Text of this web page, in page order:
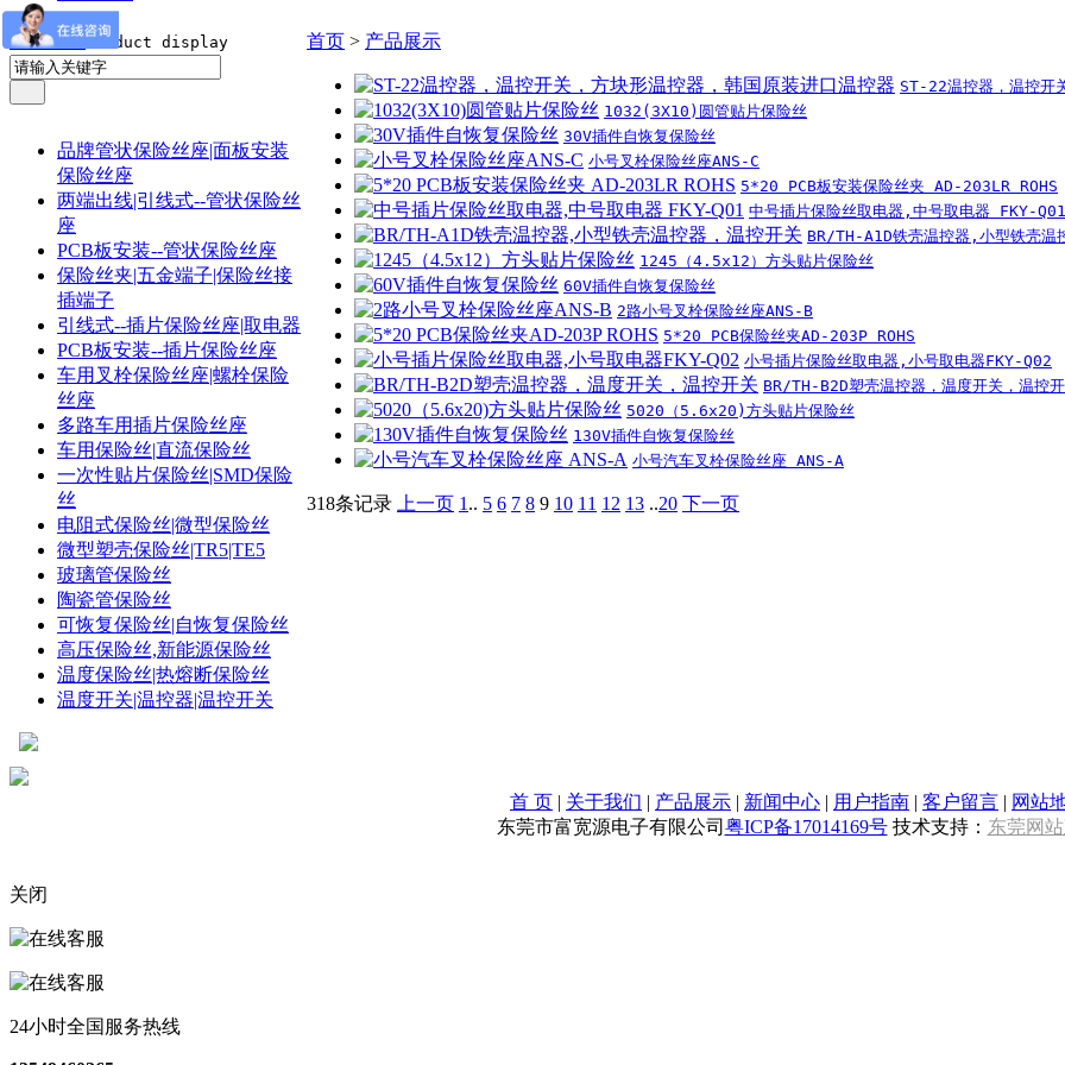
产品展示Product display
品牌管状保险丝座|面板安装
保险丝座
两端出线|引线式--管状保险丝
座
PCB板安装--管状保险丝座
保险丝夹|五金端子|保险丝接
插端子
引线式--插片保险丝座|取电器
PCB板安装--插片保险丝座
车用叉栓保险丝座|螺栓保险
丝座
多路车用插片保险丝座
车用保险丝|直流保险丝
一次性贴片保险丝|SMD保险
丝
电阻式保险丝|微型保险丝
微型塑壳保险丝|TR5|TE5
玻璃管保险丝
陶瓷管保险丝
可恢复保险丝|自恢复保险丝
高压保险丝,新能源保险丝
温度保险丝|热熔断保险丝
温度开关|温控器|温控开关
首页 > 产品展示
ST-22温控器，温控开
1032(3X10)圆管贴片保险丝
30V插件自恢复保险丝
小号叉栓保险丝座ANS-C
5*20 PCB板安装保险丝夹 AD-203LR ROHS
中号插片保险丝取电器,中号取电器 FKY-Q01
BR/TH-A1D铁壳温控器,小型铁壳温
1245（4.5x12）方头贴片保险丝
60V插件自恢复保险丝
2路小号叉栓保险丝座ANS-B
5*20 PCB保险丝夹AD-203P ROHS
小号插片保险丝取电器,小号取电器FKY-Q02
BR/TH-B2D塑壳温控器，温度开关，温控
5020（5.6x20)方头贴片保险丝
130V插件自恢复保险丝
小号汽车叉栓保险丝座 ANS-A
318条记录 上一页 1 .. 5 6 7 8 9 10 11 12 13 ..20 下一页
首 页 | 关于我们 | 产品展示 | 新闻中心 | 用户指南 | 客户留言 | 网站
东莞市富宽源电子有限公司 粤ICP备17014169号技术支持： 东莞网
关闭
24小时全国服务热线